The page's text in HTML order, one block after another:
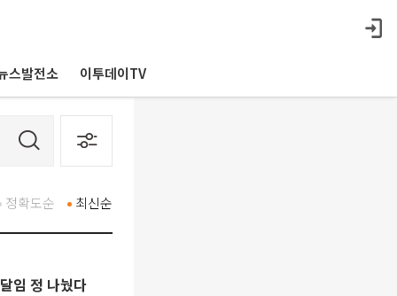
스발전소 이투데이TV
최신순
정확도순
임 정 나눴다